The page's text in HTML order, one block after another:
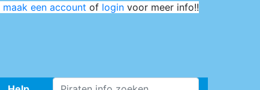
maak een account of login voor meer info!!